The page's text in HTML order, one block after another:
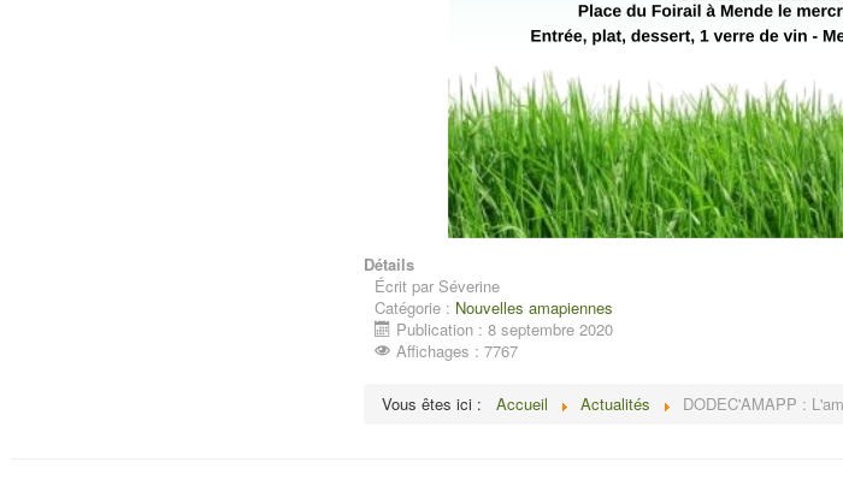
Détails
Écrit parSéverine
Catégorie : Nouvelles amapiennes
Publication : 8 septembre 2020
Affichages : 7767
Vous êtes ici : Accueil Actualités DODEC'AMAPP :